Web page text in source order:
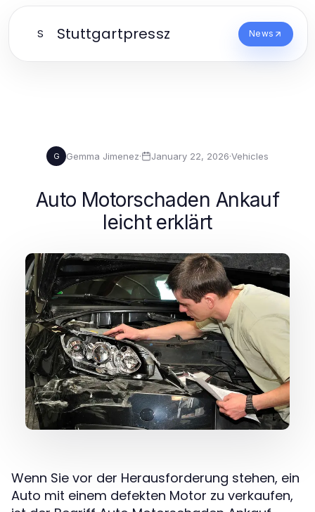
S Stuttgartpressz News
G Gemma Jimenez· January 22, 2026·Vehicles
Auto Motorschaden Ankauf
leicht erklärt
Wenn Sie vor der Herausforderung stehen, ein
Auto mit einem defekten Motor zu verkaufen,